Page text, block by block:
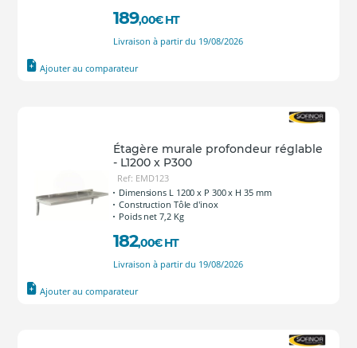
189,00€ HT
Livraison à partir du 19/08/2026
Ajouter au comparateur
Étagère murale profondeur réglable
- L1200 x P300
Ref: EMD123
Dimensions L 1200 x P 300 x H 35 mm
Construction Tôle d'inox
Poids net 7,2 Kg
182,00€ HT
Livraison à partir du 19/08/2026
Ajouter au comparateur